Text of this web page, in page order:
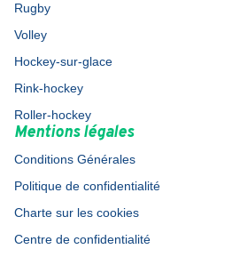
Rugby
Volley
Hockey-sur-glace
Rink-hockey
Roller-hockey
Mentions légales
Conditions Générales
Politique de confidentialité
Charte sur les cookies
Centre de confidentialité